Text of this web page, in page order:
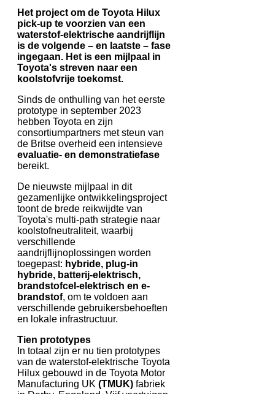
Het project om de Toyota Hilux
pick-up te voorzien van een
waterstof-elektrische aandrijflijn
is de volgende – en laatste – fase
ingegaan. Het is een mijlpaal in
Toyota's streven naar een
koolstofvrije toekomst.
Sinds de onthulling van het eerste
prototype in september 2023
hebben Toyota en zijn
consortiumpartners met steun van
de Britse overheid een intensieve
evaluatie- en demonstratiefase
bereikt.
De nieuwste mijlpaal in dit
gezamenlijke ontwikkelingsproject
toont de brede reikwijdte van
Toyota's multi-path strategie naar
koolstofneutraliteit, waarbij
verschillende
aandrijflijnoplossingen worden
toegepast: hybride, plug-in
hybride, batterij-elektrisch,
brandstofcel-elektrisch en e-
brandstof, om te voldoen aan
verschillende gebruikersbehoeften
en lokale infrastructuur.
Tien prototypes
In totaal zijn er nu tien prototypes
van de waterstof-elektrische Toyota
Hilux gebouwd in de Toyota Motor
Manufacturing UK (TMUK) fabriek